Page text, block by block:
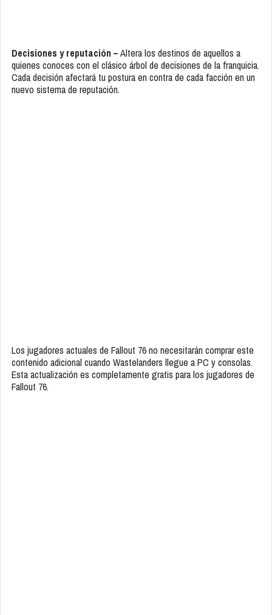
Decisiones y reputación –Altera los destinos de aquellos a
quienes conoces con el clásico árbol de decisiones de la franquicia.
Cada decisión afectará tu postura en contra de cada facción en un
nuevo sistema de reputación.
Los jugadores actuales de Fallout 76 no necesitarán comprar este
contenido adicional cuando Wastelanders llegue a PC y consolas.
Esta actualización es completamente gratis para los jugadores de
Fallout 76.